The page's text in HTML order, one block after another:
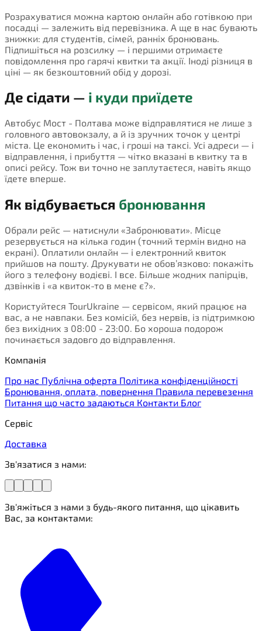
Розрахуватися можна картою онлайн або готівкою при
посадці — залежить від перевізника. А ще в нас бувають
знижки: для студентів, сімей, ранніх бронювань.
Підпишіться на розсилку — і першими отримаєте
повідомлення про гарячі квитки та акції. Іноді різниця в
ціні — як безкоштовний обід у дорозі.
Де сідати — і куди приїдете
Автобус Мост - Полтава може відправлятися не лише з
головного автовокзалу, а й із зручних точок у центрі
міста. Це економить і час, і гроші на таксі. Усі адреси — і
відправлення, і прибуття — чітко вказані в квитку та в
описі рейсу. Тож ви точно не заплутаєтеся, навіть якщо
їдете вперше.
Як відбувається бронювання
Обрали рейс — натиснули «Забронювати». Місце
резервується на кілька годин (точний термін видно на
екрані). Оплатили онлайн — і електронний квиток
прийшов на пошту. Друкувати не обов’язково: покажіть
його з телефону водієві. І все. Більше жодних папірців,
дзвінків і «а квиток-то в мене є?».
Користуйтеся TourUkraine — сервісом, який працює на
вас, а не навпаки. Без комісій, без нервів, із підтримкою
без вихідних з 08:00 - 23:00. Бо хороша подорож
починається задовго до відправлення.
Компанія
Про нас Публічна оферта Політика конфіденційності
Бронювання, оплата, повернення Правила перевезення
Питання що часто задаються Контакти Блог
Сервіс
Доставка
Зв'язатися з нами:
Зв'яжіться з нами з будь-якого питання, що цікавить
Вас, за контактами: